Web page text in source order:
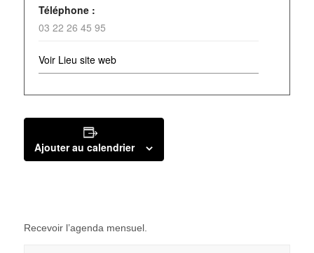
Téléphone :
03 22 26 45 95
Voir Lieu site web
Ajouter au calendrier
Recevoir l’agenda mensuel.